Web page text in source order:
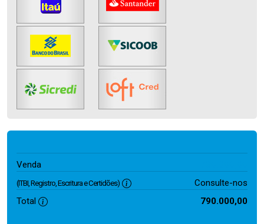
Venda
(ITBI, Registro, Escritura e Certidões)
Consulte-nos
Total
790.000,00